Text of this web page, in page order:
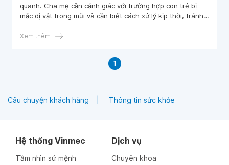
quanh. Cha mẹ cần cảnh giác với trường hợp con trẻ bị
mắc dị vật trong mũi và cần biết cách xử lý kịp thời, tránh
Xem thêm
1
Câu chuyện khách hàng Thông tin sức khỏe
Hệ thống Vinmec
Tầm nhìn sứ mệnh
Dịch vụ
Chuyên khoa